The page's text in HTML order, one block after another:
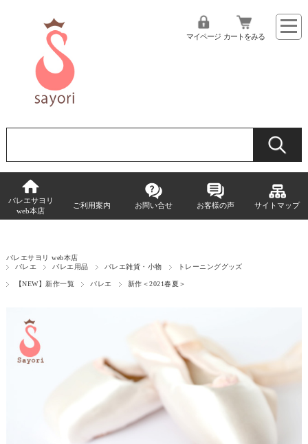
マイページ カートをみる
バレエサヨリ
web本店
ご利用案内 お問い合せ お客様の声 サイトマップ
バレエサヨリ web本店
バレエ
バレエ用品 バレエ雑貨・小物 トレーニンググッズ
【NEW】新作一覧 バレエ 新作＜2021春夏＞